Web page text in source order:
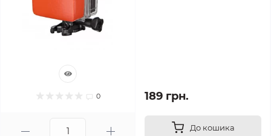
0 189 грн.
До кошика